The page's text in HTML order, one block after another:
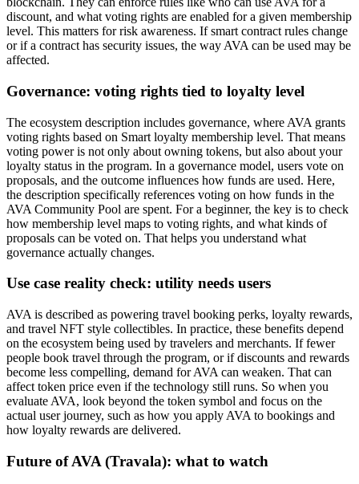
discount, and what voting rights are enabled for a given membership
level. This matters for risk awareness. If smart contract rules change
or if a contract has security issues, the way AVA can be used may be
affected.
Governance: voting rights tied to loyalty level
The ecosystem description includes governance, where AVA grants
voting rights based on Smart loyalty membership level. That means
voting power is not only about owning tokens, but also about your
loyalty status in the program. In a governance model, users vote on
proposals, and the outcome influences how funds are used. Here,
the description specifically references voting on how funds in the
AVA Community Pool are spent. For a beginner, the key is to check
how membership level maps to voting rights, and what kinds of
proposals can be voted on. That helps you understand what
governance actually changes.
Use case reality check: utility needs users
AVA is described as powering travel booking perks, loyalty rewards,
and travel NFT style collectibles. In practice, these benefits depend
on the ecosystem being used by travelers and merchants. If fewer
people book travel through the program, or if discounts and rewards
become less compelling, demand for AVA can weaken. That can
affect token price even if the technology still runs. So when you
evaluate AVA, look beyond the token symbol and focus on the
actual user journey, such as how you apply AVA to bookings and
how loyalty rewards are delivered.
Future of AVA (Travala): what to watch